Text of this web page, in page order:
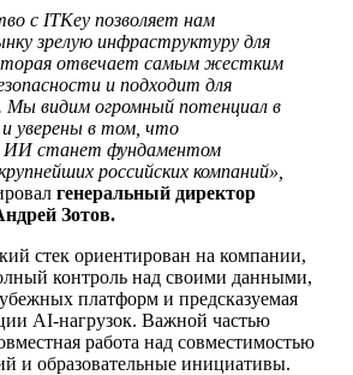
с ITKey позволяет нам
зрелую инфраструктуру для
отвечает самым жестким
и подходит для
видим огромный потенциал в
уверены в том, что
ИИ станет фундаментом
российских компаний»,
генеральный директор
Зотов.
стек ориентирован на компании,
контроль над своими данными,
платформ и предсказуемая
AI-нагрузок. Важной частью
работа над совместимостью
и образовательные инициативы.